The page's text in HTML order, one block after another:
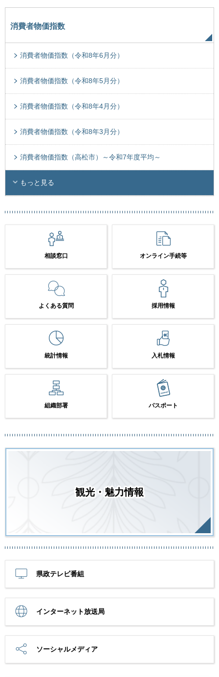
消費者物価指数
消費者物価指数（令和8年6月分）
消費者物価指数（令和8年5月分）
消費者物価指数（令和8年4月分）
消費者物価指数（令和8年3月分）
消費者物価指数（高松市）～令和7年度平均～
もっと見る
相談窓口 オンライン手続等
よくある質問 採用情報
統計情報 入札情報
組織部署 パスポート
観光・魅力情報
県政テレビ番組
インターネット放送局
ソーシャルメディア